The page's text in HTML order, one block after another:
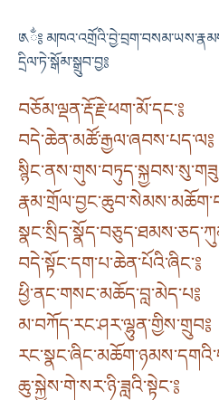
༁ྂ༔
དྲིལ་ཏེ་སྒོམ་སྒྲུབ་བྱ༔
བཅོམ་ལྡན་རྡོ་རྗེ་ཕག་མོ་དང་༔
བདེ་ཆེན་མཚོ་རྒྱལ་ཞབས་པད་ལ༔
བདེ་སྟོང་དག་པ་ཆེན་པོའི་ཞིང་༔
ཕྱི་ནང་གསང་མཆོད་བླ་མེད་པ༔
མ་བཀོད་རང་ཤར་ལྷུན་གྱིས་གྲུབ༔
ཆུ་སྐྱེས་གེ་སར་ཉི་ཟླའི་སྟེང་༔